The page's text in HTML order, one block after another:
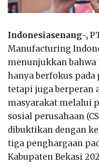
Indonesiasenang-,
Manufacturing
menunjukkan
hanya berfokus
tetapi juga berperan
masyarakat melalui
sosial perusahaan
dibuktikan dengan
tiga penghargaan
Kabupaten Bekasi